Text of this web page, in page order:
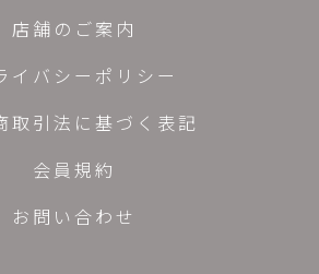
店舗のご案内
イバシーポリシー
取引法に基づく表記
会員規約
お問い合わせ